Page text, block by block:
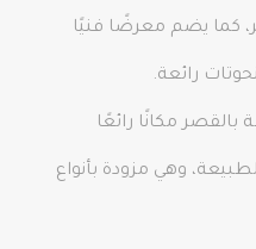
كما يضم معرضًا فنيًا
رائعة.
بالقصر مكانًا رائعًا
وهي مزودة بأنواع